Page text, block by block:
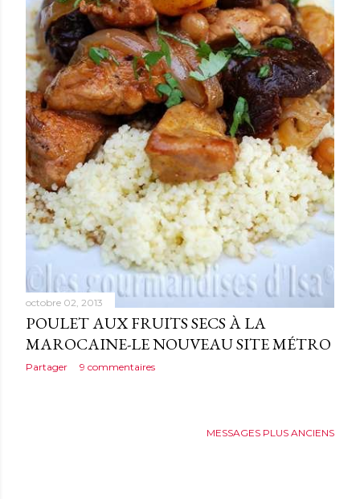
octobre 02, 2013
POULET AUX FRUITS SECS À LA
MAROCAINE-LE NOUVEAU SITE MÉTRO
Partager 9 commentaires
MESSAGES PLUS ANCIENS